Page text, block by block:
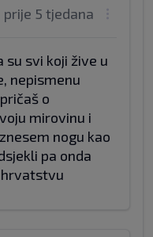
prije 5 tjedana
svi koji žive u
nepismenu
o
mirovinu i
nogu kao
pa onda